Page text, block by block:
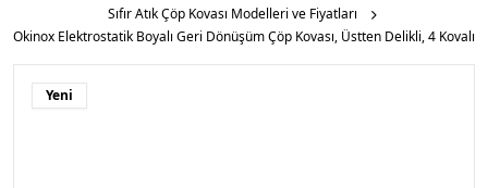
Sıfır Atık Çöp Kovası Modelleri ve Fiyatları
Okinox Elektrostatik Boyalı Geri Dönüşüm Çöp Kovası, Üstten Delikli, 4 Kovalı
Yeni